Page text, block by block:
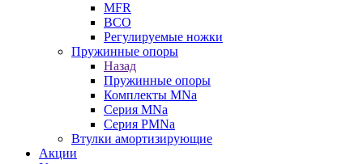
MFR
ВСО
Регулируемые ножки
Пружинные опоры
Назад
Пружинные опоры
Комплекты MNa
Серия MNa
Серия PMNa
Втулки амортизирующие
Акции